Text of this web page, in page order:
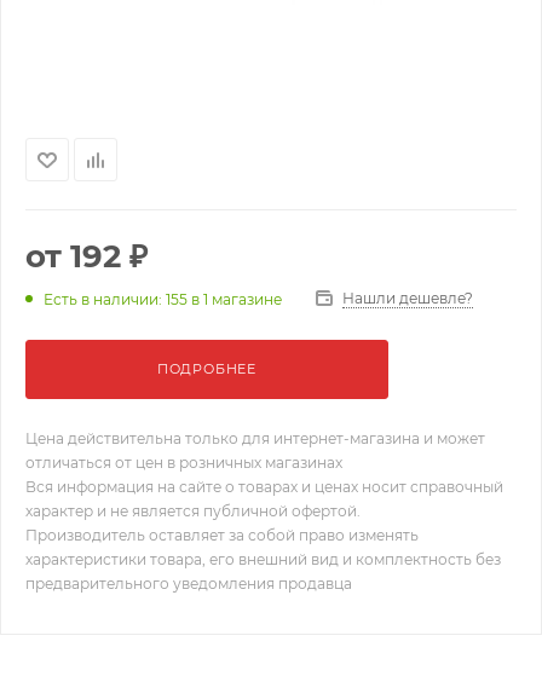
от 192 ₽
Есть в наличии: 155 в 1 магазине Нашли дешевле?
ПОДРОБНЕЕ
Цена действительна только для интернет-магазина и может
отличаться от цен в розничных магазинах
Вся информация на сайте о товарах и ценах носит справочный
характер и не является публичной офертой.
Производитель оставляет за собой право изменять
характеристики товара, его внешний вид и комплектность без
предварительного уведомления продавца